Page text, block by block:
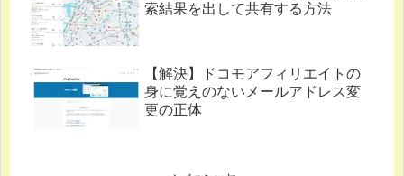
索結果を出して共有する方法
【解決】ドコモアフィリエイトの
身に覚えのないメールアドレス変
更の正体